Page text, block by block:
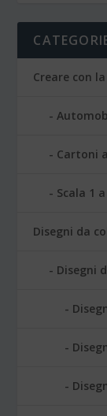
Creare con
Cartoni
Scala 1 a
Disegni da
Disegni